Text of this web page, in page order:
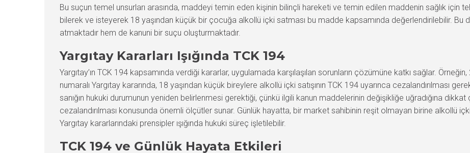
Bu suçun temel unsurları arasında, maddeyi temin eden kişinin bilinçli hareketi ve temin edilen maddenin sağlık için
bilerek ve isteyerek 18 yaşından küçük bir çocuğa alkollü içki satması bu madde kapsamında değerlendirilebilir. Bu
atmaktadır hem de kanuni bir suçu oluşturmaktadır.
Yargıtay Kararları Işığında TCK 194
Yargıtay’ın TCK 194 kapsamında verdiği kararlar, uygulamada karşılaşılan sorunların çözümüne katkı sağlar.
numaralı Yargıtay kararında, 18 yaşından küçük bireylere alkollü içki satışının TCK 194 uyarınca cezalandırılması
sanığın hukuki durumunun yeniden belirlenmesi gerektiği, çünkü ilgili kanun maddelerinin değişikliğe uğradığına
cezalandırılması konusunda önemli ölçütler sunar. Günlük hayatta, bir market sahibinin reşit olmayan birine alkollü
Yargıtay kararlarındaki prensipler ışığında hukuki süreç işletilebilir.
TCK 194 ve Günlük Hayata Etkileri